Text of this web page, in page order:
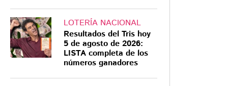
LOTERÍA NACIONAL
Resultados del Tris hoy
5 de agosto de 2026:
LISTA completa de los
números ganadores